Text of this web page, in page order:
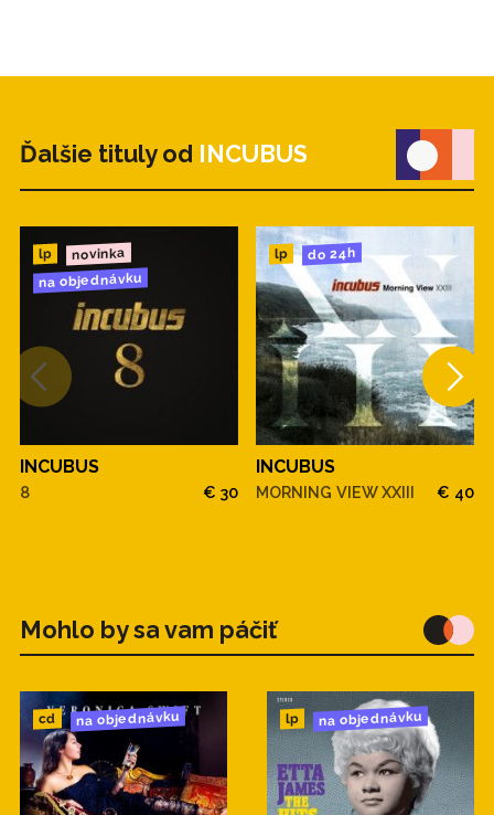
Ďalšie tituly od INCUBUS
lp novinka
na objednávku
INCUBUS
8 € 30
lp do 24h
INCUBUS
MORNING VIEW XXIII € 40
Mohlo by sa vam páčiť
cd na objednávku lp na objednávku